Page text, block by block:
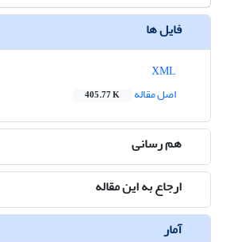
فایل ها
اصل مقاله
405.77 K
هم رسانی
ارجاع به این مقاله
آمار